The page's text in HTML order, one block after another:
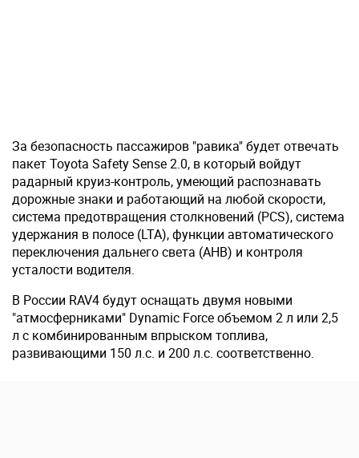
За безопасность пассажиров "равика" будет отвечать
пакет Toyota Safety Sense 2.0, в который войдут
радарный круиз-контроль, умеющий распознавать
дорожные знаки и работающий на любой скорости,
система предотвращения столкновений (PCS), система
удержания в полосе (LTA), функции автоматического
переключения дальнего света (AHB) и контроля
усталости водителя.
В России RAV4 будут оснащать двумя новыми
"атмосферниками" Dynamic Force объемом 2 л или 2,5
л с комбинированным впрыском топлива,
развивающими 150 л.с. и 200 л.с. соответственно.